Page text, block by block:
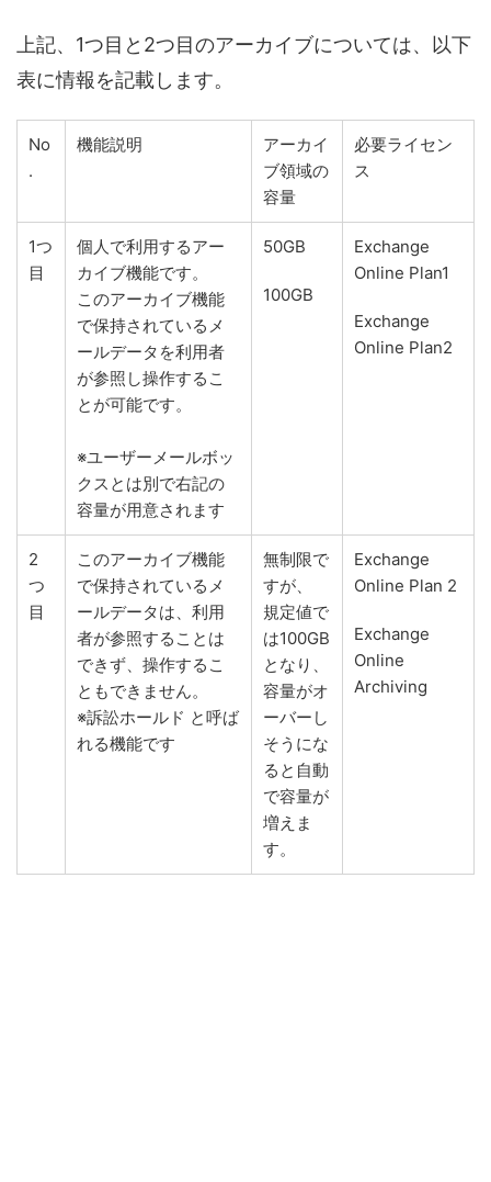
上記、1つ目と2つ目のアーカイブについては、以下
表に情報を記載します。
No
.
機能説明
アーカイ
ブ領域の
容量
必要ライセン
ス
1つ
目
個人で利用するアー
カイブ機能です。
このアーカイブ機能
で保持されているメ
ールデータを利用者
が参照し操作するこ
とが可能です。
※ユーザーメールボッ
クスとは別で右記の
容量が用意されます
50GB
100GB
Exchange
Online Plan1
Exchange
Online Plan2
2
つ
目
このアーカイブ機能
で保持されているメ
ールデータは、利用
者が参照することは
できず、操作するこ
ともできません。
※訴訟ホールド と呼ば
れる機能です
無制限で
すが、
規定値で
は100GB
となり、
容量がオ
ーバーし
そうにな
ると自動
で容量が
増えま
す。
Exchange
Online Plan 2
Exchange
Online
Archiving